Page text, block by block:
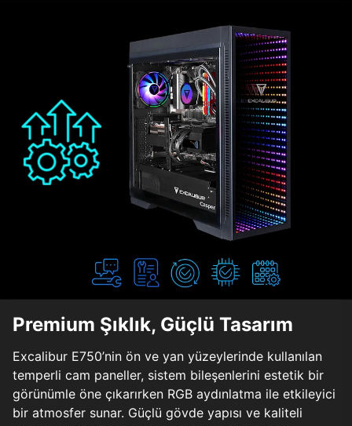
Premium Şıklık, Güçlü Tasarım
Excalibur E750’nin ön ve yan yüzeylerinde kullanılan
temperli cam paneller, sistem bileşenlerini estetik bir
görünümle öne çıkarırken RGB aydınlatma ile etkileyici
bir atmosfer sunar. Güçlü gövde yapısı ve kaliteli